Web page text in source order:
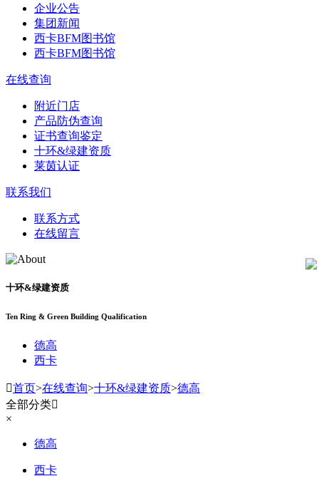
企业公告
集团新闻
西卡BFM图书馆
西卡BFM图书馆
在线查询
附近门店
产品防伪查询
证书查询鉴定
十环&绿建资质
莱茵认证
联系我们
联系方式
在线留言
十环&绿建资质
Ten Ring & Green Building Qualification
德高
西卡
首页>在线查询>十环&绿建资质>德高
全部分类
×
德高
西卡